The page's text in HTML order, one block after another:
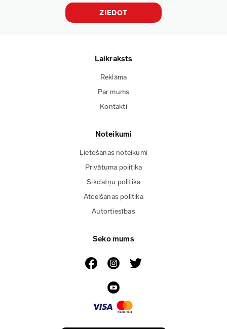
ZIEDOT
Laikraksts
Reklāma
Par mums
Kontakti
Noteikumi
Lietošanas noteikumi
Privātuma politika
Sīkdatņu politika
Atcelšanas politika
Autortiesības
Seko mums